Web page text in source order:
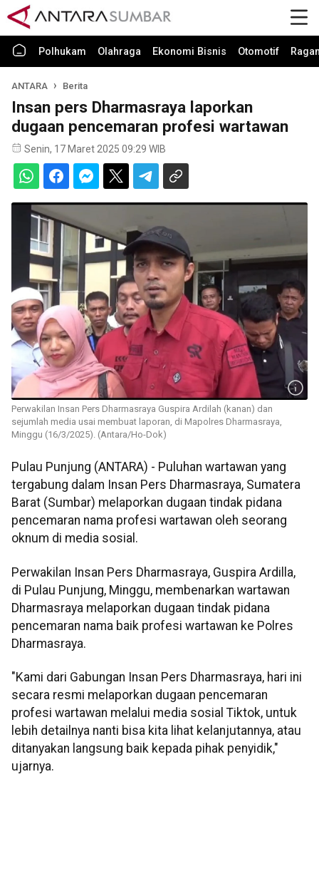
Polhukam Olahraga Ekonomi Bisnis Otomotif
ANTARA Berita
Insan pers Dharmasraya laporkan
dugaan pencemaran profesi wartawan
Senin, 17 Maret 2025 09:29 WIB
Perwakilan Insan Pers Dharmasraya Guspira Ardilah (kanan) dan
sejumlah media usai membuat laporan, di Mapolres Dharmasraya,
Minggu (16/3/2025). (Antara/Ho-Dok)
Pulau Punjung (ANTARA) - Puluhan wartawan yang
tergabung dalam Insan Pers Dharmasraya, Sumatera
Barat (Sumbar) melaporkan dugaan tindak pidana
pencemaran nama profesi wartawan oleh seorang
oknum di media sosial.
Perwakilan Insan Pers Dharmasraya, Guspira Ardilla,
di Pulau Punjung, Minggu, membenarkan wartawan
Dharmasraya melaporkan dugaan tindak pidana
pencemaran nama baik profesi wartawan ke Polres
Dharmasraya.
"Kami dari Gabungan Insan Pers Dharmasraya, hari ini
secara resmi melaporkan dugaan pencemaran
profesi wartawan melalui media sosial Tiktok, untuk
lebih detailnya nanti bisa kita lihat kelanjutannya, atau
ditanyakan langsung baik kepada pihak penyidik,"
ujarnya.